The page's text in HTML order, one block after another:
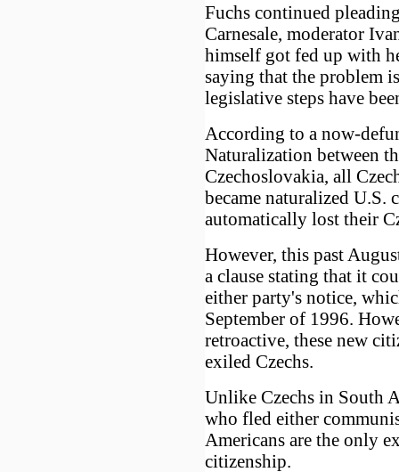
Fuchs continued
Carnesale, moderator
himself got fed up with
saying that the problem
legislative steps have
According to a now-
Naturalization between
Czechoslovakia, all
became naturalized U.S.
automatically lost their
However, this past
a clause stating that it
either party's notice,
September of 1996.
retroactive, these new
exiled Czechs.
Unlike Czechs in South
who fled either
Americans are the only
citizenship.